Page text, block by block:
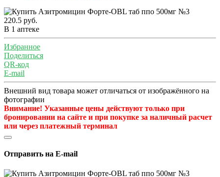
220.5 руб.
В 1 аптеке
Избранное
Поделиться
QR-код
E-mail
Внешний вид товара может отличаться от изображённого на
фотографии
Внимание! Указанные цены действуют только при
бронировании на сайте и при покупке за наличный расчет
или через платежный терминал
Отправить на E-mail